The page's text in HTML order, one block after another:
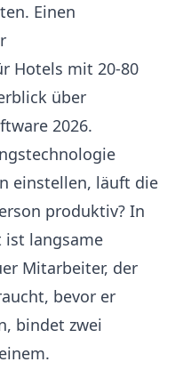
Einen
Hotels mit 20-80
über
2026.
einstellen, läuft die
produktiv? In
ist langsame
Mitarbeiter, der
bevor er
bindet zwei